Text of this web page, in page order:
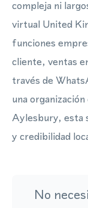
compleja ni
virtual United
funciones
cliente, ventas
través de
una
Aylesbury, esta
y credibilidad
No